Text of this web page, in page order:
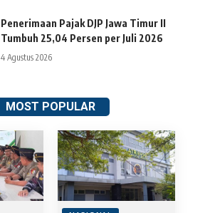
Penerimaan Pajak DJP Jawa Timur II
Tumbuh 25,04 Persen per Juli 2026
4 Agustus 2026
MOST POPULAR